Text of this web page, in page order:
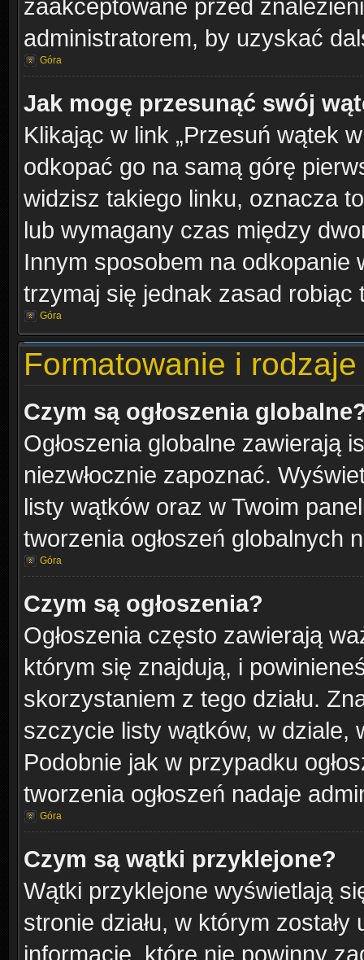
zaakceptowane przed
administratorem, by uzyskać
Góra
Jak mogę przesunąć swój
Klikając w link „Przesuń wątek
odkopać go na samą górę
widzisz takiego linku, oznacza
lub wymagany czas między
Innym sposobem na odkopanie
trzymaj się jednak zasad robiąc
Góra
Formatowanie i
Czym są ogłoszenia
Ogłoszenia globalne zawierają
niezwłocznie zapoznać.
listy wątków oraz w Twoim
tworzenia ogłoszeń globalnych
Góra
Czym są ogłoszenia?
Ogłoszenia często zawierają
którym się znajdują, i
skorzystaniem z tego działu.
szczycie listy wątków, w dziale,
Podobnie jak w przypadku
tworzenia ogłoszeń nadaje
Góra
Czym są wątki przyklejone?
Wątki przyklejone wyświetlają
stronie działu, w którym
informacje, które nie powinny